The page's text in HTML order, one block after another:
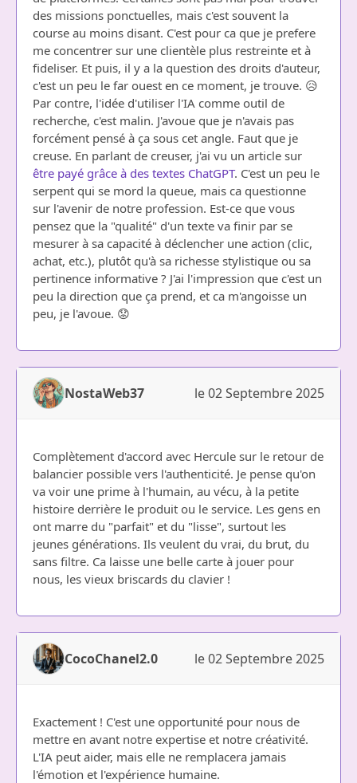
des missions ponctuelles, mais c'est souvent la
course au moins disant. C'est pour ca que je prefere
me concentrer sur une clientèle plus restreinte et à
fideliser. Et puis, il y a la question des droits d'auteur,
c'est un peu le far ouest en ce moment, je trouve. 😥
Par contre, l'idée d'utiliser l'IA comme outil de
recherche, c'est malin. J'avoue que je n'avais pas
forcément pensé à ça sous cet angle. Faut que je
creuse. En parlant de creuser, j'ai vu un article sur
être payé grâce à des textes ChatGPT. C'est un peu le
serpent qui se mord la queue, mais ca questionne
sur l'avenir de notre profession. Est-ce que vous
pensez que la "qualité" d'un texte va finir par se
mesurer à sa capacité à déclencher une action (clic,
achat, etc.), plutôt qu'à sa richesse stylistique ou sa
pertinence informative ? J'ai l'impression que c'est un
peu la direction que ça prend, et ca m'angoisse un
peu, je l'avoue. 😟
NostaWeb37 le 02 Septembre 2025
Complètement d'accord avec Hercule sur le retour de
balancier possible vers l'authenticité. Je pense qu'on
va voir une prime à l'humain, au vécu, à la petite
histoire derrière le produit ou le service. Les gens en
ont marre du "parfait" et du "lisse", surtout les
jeunes générations. Ils veulent du vrai, du brut, du
sans filtre. Ca laisse une belle carte à jouer pour
nous, les vieux briscards du clavier !
CocoChanel2.0 le 02 Septembre 2025
Exactement ! C'est une opportunité pour nous de
mettre en avant notre expertise et notre créativité.
L'IA peut aider, mais elle ne remplacera jamais
l'émotion et l'expérience humaine.